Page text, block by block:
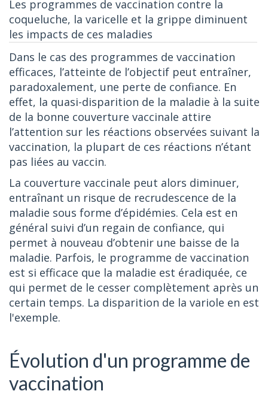
Les programmes de vaccination contre la
coqueluche, la varicelle et la grippe diminuent
les impacts de ces maladies
Dans le cas des programmes de vaccination
efficaces, l’atteinte de l’objectif peut entraîner,
paradoxalement, une perte de confiance. En
effet, la quasi-disparition de la maladie à la suite
de la bonne couverture vaccinale attire
l’attention sur les réactions observées suivant la
vaccination, la plupart de ces réactions n’étant
pas liées au vaccin.
La couverture vaccinale peut alors diminuer,
entraînant un risque de recrudescence de la
maladie sous forme d’épidémies. Cela est en
général suivi d’un regain de confiance, qui
permet à nouveau d’obtenir une baisse de la
maladie. Parfois, le programme de vaccination
est si efficace que la maladie est éradiquée, ce
qui permet de le cesser complètement après un
certain temps. La disparition de la variole en est
l'exemple.
Évolution d'un programme de
vaccination